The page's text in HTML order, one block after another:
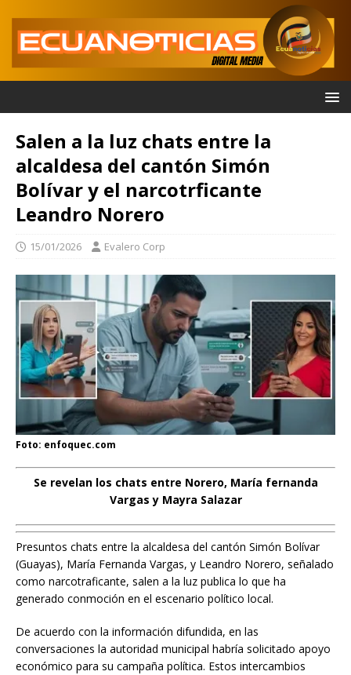
Salen a la luz chats entre la
alcaldesa del cantón Simón
Bolívar y el narcotrficante
Leandro Norero
15/01/2026 Evalero Corp
Foto: enfoquec.com
Se revelan los chats entre Norero, María fernanda
Vargas y Mayra Salazar
Presuntos chats entre la alcaldesa del cantón Simón Bolívar
(Guayas), María Fernanda Vargas, y Leandro Norero, señalado
como narcotraficante, salen a la luz publica lo que ha
generado conmoción en el escenario político local.
De acuerdo con la información difundida, en las
conversaciones la autoridad municipal habría solicitado apoyo
económico para su campaña política. Estos intercambios